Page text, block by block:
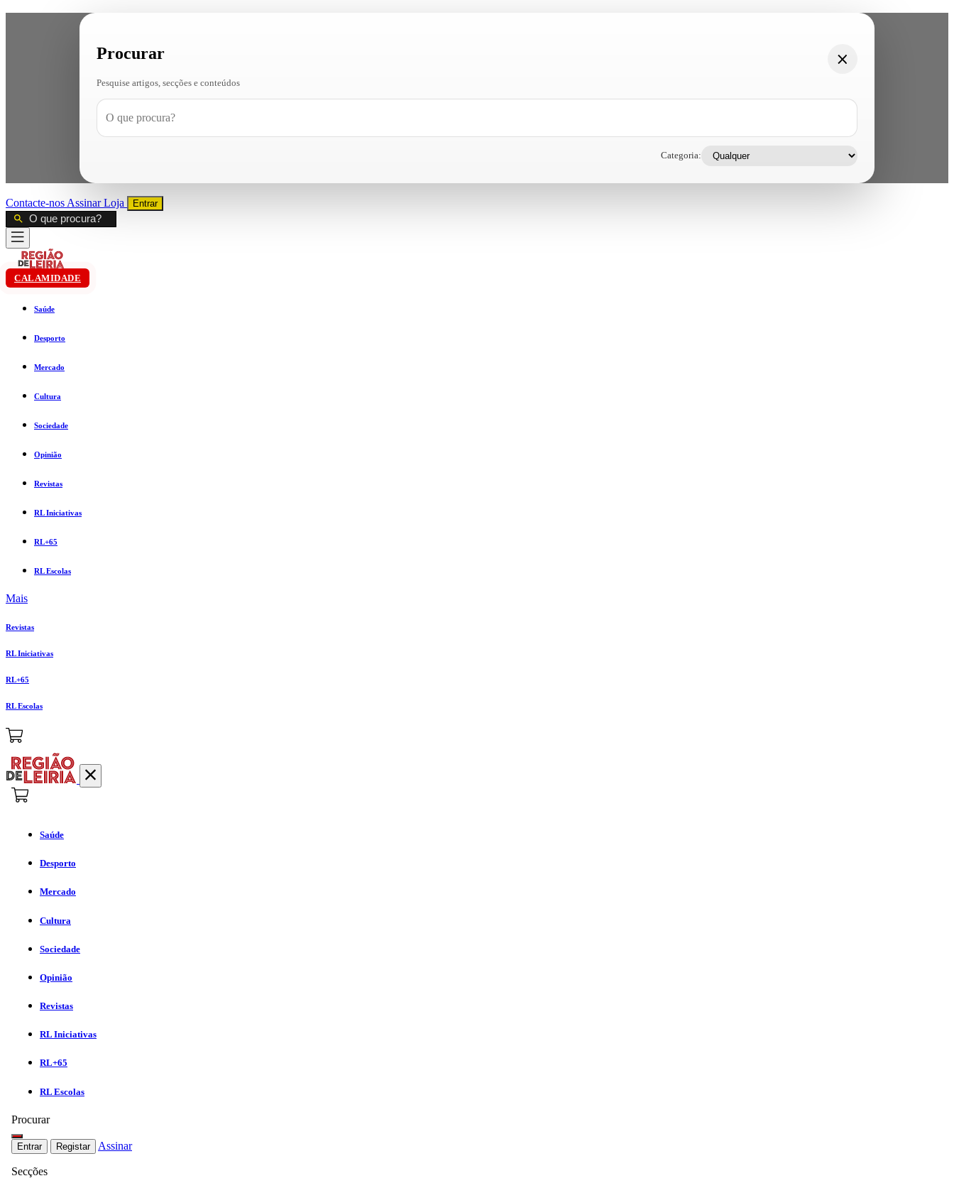
Procurar
Pesquise artigos, secções e conteúdos
Categoria:
Contacte-nos AssinarLoja Entrar
CALAMIDADE
Saúde
Desporto
Mercado
Cultura
Sociedade
Opinião
Revistas
RL Iniciativas
RL+65
RL Escolas
Mais
Revistas
RL Iniciativas
RL+65
RL Escolas
Saúde
Desporto
Mercado
Cultura
Sociedade
Opinião
Revistas
RL Iniciativas
RL+65
RL Escolas
Procurar
Entrar Registar Assinar
Secções